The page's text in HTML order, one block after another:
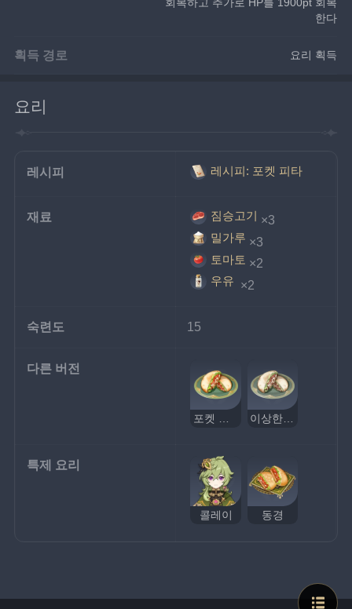
한다
획득 경로 요리 획득
요리
레시피 레시피: 포켓 피타
재료 짐승고기 ×3
밀가루 ×3
토마토 ×2
우유 ×2
숙련도 15
다른 버전
특제 요리
콜레이 동경